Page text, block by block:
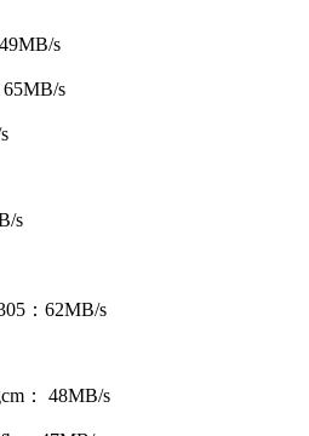
s
65MB/s
s
：62MB/s
： 48MB/s